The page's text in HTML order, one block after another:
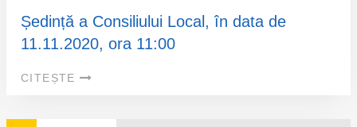
Ședință a Consiliului Local, în data de
11.11.2020, ora 11:00
CITEȘTE